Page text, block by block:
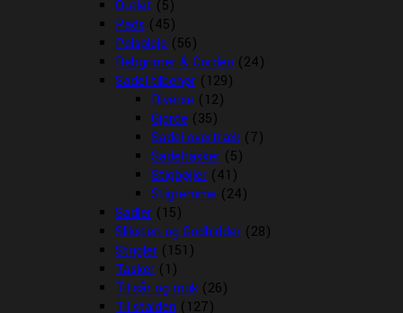
Outlet (5)
Pads (45)
Pelspleje (56)
Rebgrimer & Cordeo (24)
Sadel tilbehør (129)
Diverse (12)
Gjorde (35)
Sadel overtræk (7)
Sadeltasker (5)
Stigbøjler (41)
Stigremme (24)
Sadler (15)
Sliksten og Godbidder (28)
Strigler (151)
Tasker (1)
Til sår og muk (26)
Til stalden (127)